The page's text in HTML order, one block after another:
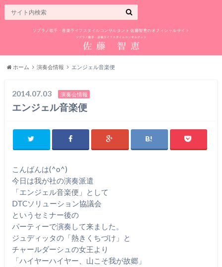
ソプラノ歌手・音楽ライフスタイルコンサルタント 佐藤智恵のオフィシャルサイト
ホーム 演奏会情報 エンジェル音楽便
2014.07.03 演奏会情報
エンジェル音楽便
こんばんは(^o^)
今日は我が社の演奏派遣
「エンジェル音楽便」として
DTCソリューション協議会
というセミナー後の
パーティーで演奏して来ました。
ジュディッタの「熱きくちづけ」と
チャールダーシュの女王より
「ハイヤーハイヤー、山こそ我が故郷」